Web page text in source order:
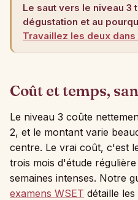
Le saut vers le niveau 3
dégustation et au
Travaillez les deux
Coût et temps,
Le niveau 3 coûte
2, et le montant varie
centre. Le vrai coût, c'est
trois mois d'étude
semaines intenses. Notre
examens WSET détaille